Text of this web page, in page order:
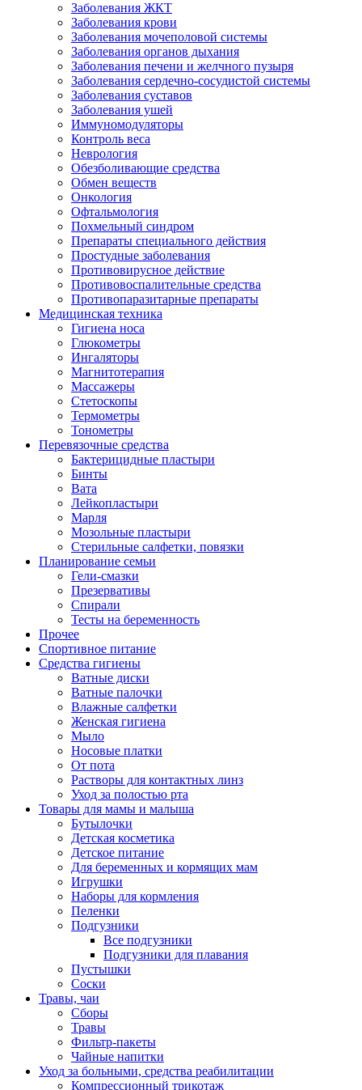
Заболевания ЖКТ
Заболевания крови
Заболевания мочеполовой системы
Заболевания органов дыхания
Заболевания печени и желчного пузыря
Заболевания сердечно-сосудистой системы
Заболевания суставов
Заболевания ушей
Иммуномодуляторы
Контроль веса
Неврология
Обезболивающие средства
Обмен веществ
Онкология
Офтальмология
Похмельный синдром
Препараты специального действия
Простудные заболевания
Противовирусное действие
Противовоспалительные средства
Противопаразитарные препараты
Медицинская техника
Гигиена носа
Глюкометры
Ингаляторы
Магнитотерапия
Массажеры
Стетоскопы
Термометры
Тонометры
Перевязочные средства
Бактерицидные пластыри
Бинты
Вата
Лейкопластыри
Марля
Мозольные пластыри
Стерильные салфетки, повязки
Планирование семьи
Гели-смазки
Презервативы
Спирали
Тесты на беременность
Прочее
Спортивное питание
Средства гигиены
Ватные диски
Ватные палочки
Влажные салфетки
Женская гигиена
Мыло
Носовые платки
От пота
Растворы для контактных линз
Уход за полостью рта
Товары для мамы и малыша
Бутылочки
Детская косметика
Детское питание
Для беременных и кормящих мам
Игрушки
Наборы для кормления
Пеленки
Подгузники
Все подгузники
Подгузники для плавания
Пустышки
Соски
Травы, чаи
Сборы
Травы
Фильтр-пакеты
Чайные напитки
Уход за больными, средства реабилитации
Компрессионный трикотаж